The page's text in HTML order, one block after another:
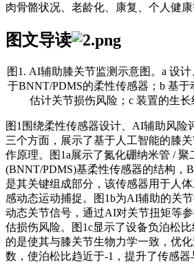
肉骨骼状况、老龄化、康复、个人健康
图文导读
图1. AI辅助膝关节监测示意图。a 设
于BNNT/PDMS的柔性传感器；b 基
估计关节损伤风险；c 装置的生长
图1围绕柔性传感器设计、AI辅助风险
三个方面，展示了基于人工智能的膝
作原理。图1a展示了氮化硼纳米管 / 聚
(BNNT/PDMS)基柔性传感器的结构，
是其关键组成部分，该传感器用于人
感动态运动捕捉。图1b为AI辅助的关
动态关节信号，通过AI对关节扭矩等
估损伤风险。图1c显示了设备负泊松
的是使其与膝关节生物力学一致，优
数，使泊松比趋近于-1，提升了传感器